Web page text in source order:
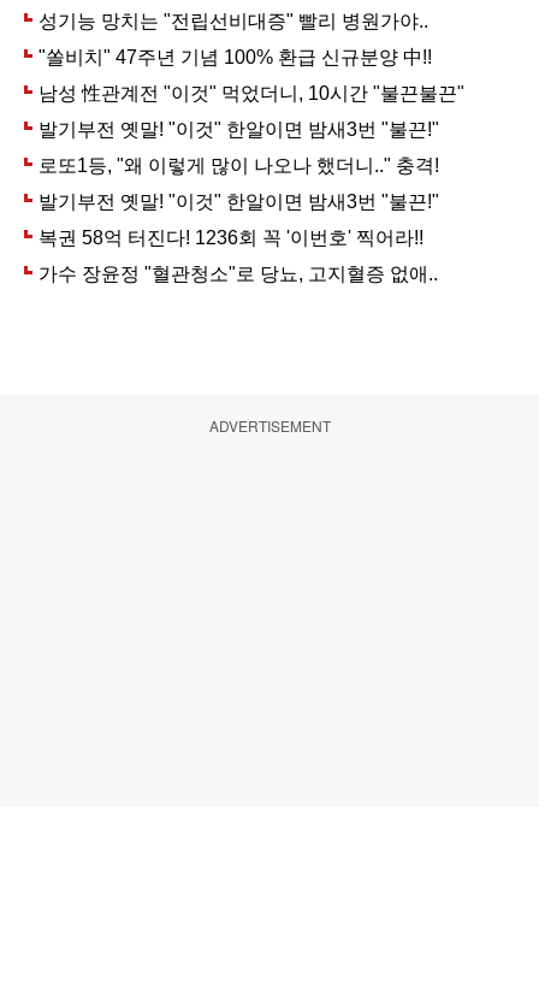
ADVERTISEMENT